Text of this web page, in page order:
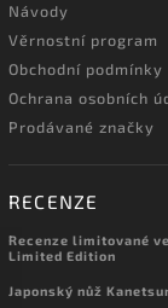
Návody
Věrnostní program
Obchodní podmínky
Ochrana osobních
Prodávané značky
RECENZE
Recenze limitované
Limited Edition
Japonský nůž